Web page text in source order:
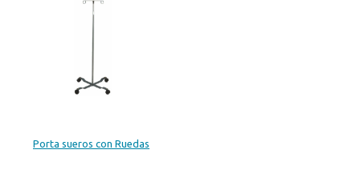
Porta sueros con Ruedas